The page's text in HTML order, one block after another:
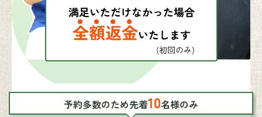
予約多数のため先着10名様のみ